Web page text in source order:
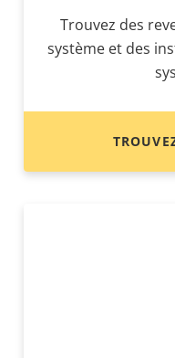
Trouvez des
système et des